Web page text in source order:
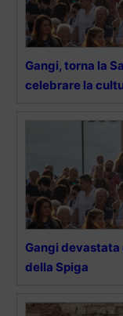
Gangi, torna la
celebrare la
Gangi
della Spiga